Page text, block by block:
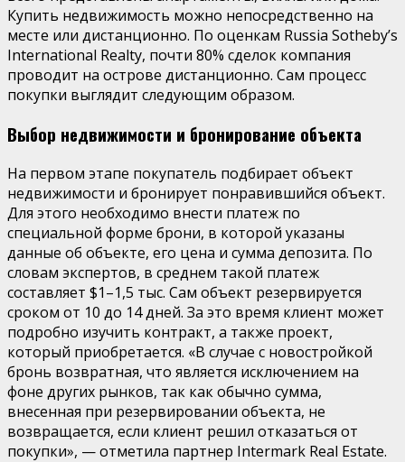
Купить недвижимость можно непосредственно на
месте или дистанционно. По оценкам Russia Sotheby’s
International Realty, почти 80% сделок компания
проводит на острове дистанционно. Сам процесс
покупки выглядит следующим образом.
Выбор недвижимости и бронирование объекта
На первом этапе покупатель подбирает объект
недвижимости и бронирует понравившийся объект.
Для этого необходимо внести платеж по
специальной форме брони, в которой указаны
данные об объекте, его цена и сумма депозита. По
словам экспертов, в среднем такой платеж
составляет $1–1,5 тыс. Сам объект резервируется
сроком от 10 до 14 дней. За это время клиент может
подробно изучить контракт, а также проект,
который приобретается. «В случае с новостройкой
бронь возвратная, что является исключением на
фоне других рынков, так как обычно сумма,
внесенная при резервировании объекта, не
возвращается, если клиент решил отказаться от
покупки», — отметила партнер Intermark Real Estate.